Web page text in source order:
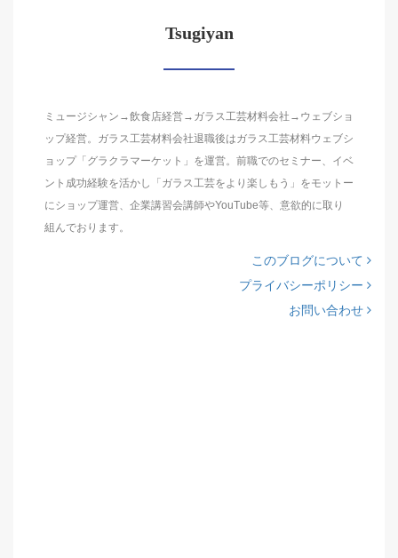
Tsugiyan
ミュージシャン→飲食店経営→ガラス工芸材料会社→ウェブショ
ップ経営。ガラス工芸材料会社退職後はガラス工芸材料ウェブシ
ョップ「グラクラマーケット」を運営。前職でのセミナー、イベ
ント成功経験を活かし「ガラス工芸をより楽しもう」をモットー
にショップ運営、企業講習会講師やYouTube等、意欲的に取り
組んでおります。
このブログについて
プライバシーポリシー
お問い合わせ